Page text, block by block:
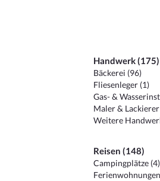
Handwerk (175)
Bäckerei (96)
Fliesenleger (1)
Gas- &
Maler &
Weitere
Reisen (148)
Campingplätze (4)